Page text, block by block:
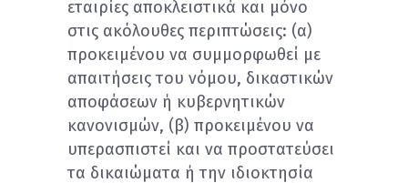
εταιρίες αποκλειστικά και μόνο
στις ακόλουθες περιπτώσεις: (α)
προκειμένου να συμμορφωθεί με
απαιτήσεις του νόμου, δικαστικών
αποφάσεων ή κυβερνητικών
κανονισμών, (β) προκειμένου να
υπερασπιστεί και να προστατεύσει
τα δικαιώματα ή την ιδιοκτησία